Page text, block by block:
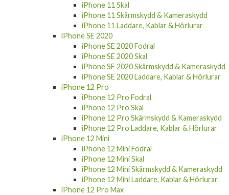
iPhone 11 Skal
iPhone 11 Skärmskydd & Kameraskydd
iPhone 11 Laddare, Kablar & Hörlurar
iPhone SE 2020
iPhone SE 2020 Fodral
iPhone SE 2020 Skal
iPhone SE 2020 Skärmskydd & Kameraskydd
iPhone SE 2020 Laddare, Kablar & Hörlurar
iPhone 12 Pro
iPhone 12 Pro Fodral
iPhone 12 Pro Skal
iPhone 12 Pro Skärmskydd & Kameraskydd
iPhone 12 Pro Laddare, Kablar & Hörlurar
iPhone 12 Mini
iPhone 12 Mini Fodral
iPhone 12 Mini Skal
iPhone 12 Mini Skärmskydd & Kameraskydd
iPhone 12 Mini Laddare, Kablar & Hörlurar
iPhone 12 Pro Max